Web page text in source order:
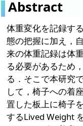
Abstract
体重変化を記録す
態の把握に加え，
来の体重記録は体
る必要があるため
る．そこで本研究
して，椅子への着
置した板上に椅子
するLived Weight